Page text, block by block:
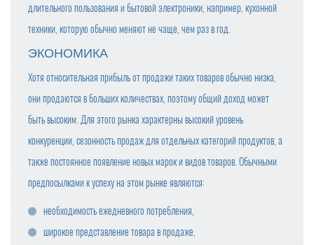
длительного пользования и бытовой электроники, например, кухонной
техники, которую обычно меняют не чаще, чем раз в год.
ЭКОНОМИКА
Хотя относительная прибыль от продажи таких товаров обычно низка,
они продаются в больших количествах, поэтому общий доход может
быть высоким. Для этого рынка характерны высокий уровень
конкуренции, сезонность продаж для отдельных категорий продуктов, а
также постоянное появление новых марок и видов товаров. Обычными
предпосылками к успеху на этом рынке являются:
необходимость ежедневного потребления,
широкое представление товара в продаже,